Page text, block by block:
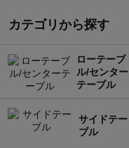
カテゴリから探す
ローテーブ
ル/センター
テーブル
サイドテー
ブル